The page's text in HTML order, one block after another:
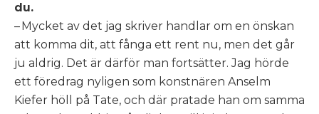
du.
– Mycket av det jag skriver handlar om en önskan
att komma dit, att fånga ett rent nu, men det går
ju aldrig. Det är därför man fortsätter. Jag hörde
ett föredrag nyligen som konstnären Anselm
Kiefer höll på Tate, och där pratade han om samma